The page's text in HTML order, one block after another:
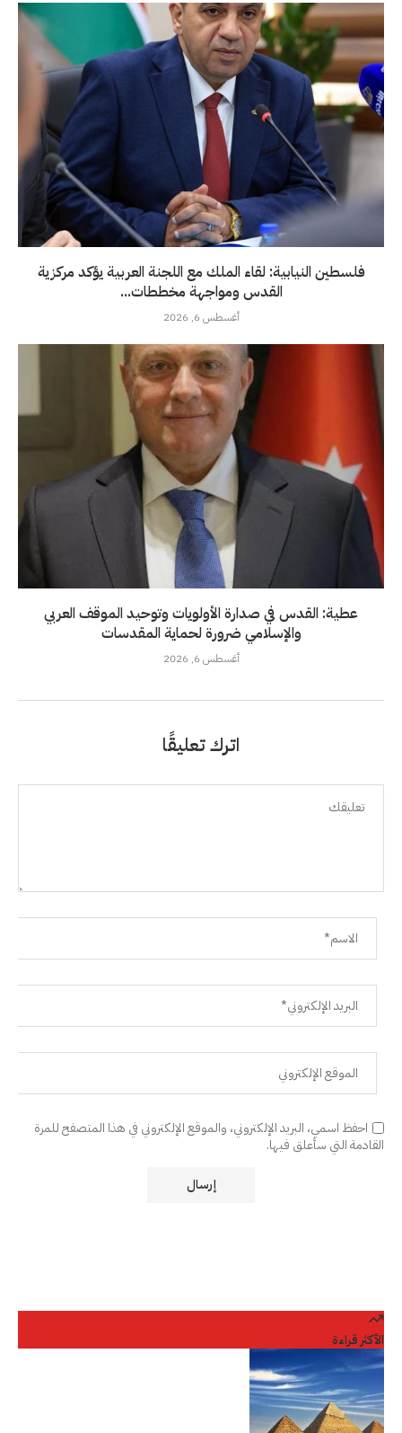
فلسطين النيابية: لقاء الملك مع اللجنة العربية يؤكد مركزية
القدس ومواجهة مخططات...
أغسطس 6, 2026
عطية: القدس في صدارة الأولويات وتوحيد الموقف العربي
والإسلامي ضرورة لحماية المقدسات
أغسطس 6, 2026
اترك تعليقًا
احفظ اسمي، البريد الإلكتروني، والموقع الإلكتروني في هذا المتصفح للمرة
القادمة التي سأعلق فيها.
الأكثر قراءة